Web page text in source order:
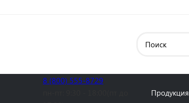
8 (800) 555-8729
Продукция